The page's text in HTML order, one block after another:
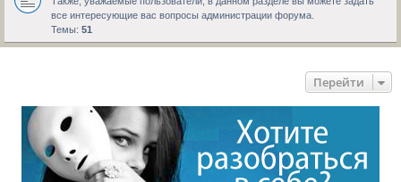
все интересующие вас вопросы администрации форума.
Темы: 51
Перейти